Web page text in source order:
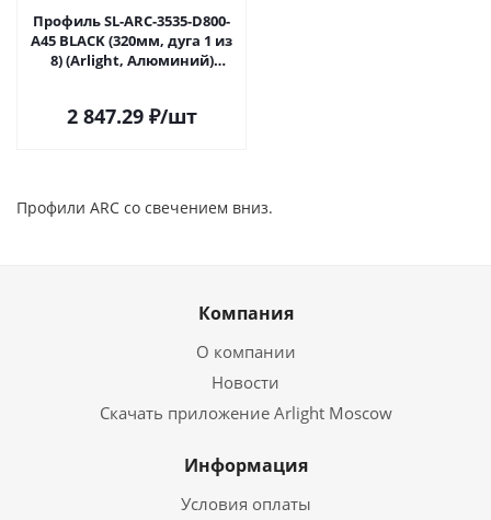
Профиль SL-ARC-3535-D800-
A45 BLACK (320мм, дуга 1 из
8) (Arlight, Алюминий)
2 847.29₽/шт
Профили ARC со свечением вниз.
Компания
О компании
Новости
Скачать приложение Arlight Moscow
Информация
Условия оплаты